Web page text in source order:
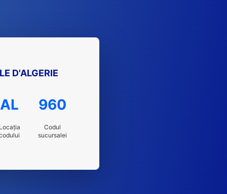
D'ALGERIE
AL 960
Codul
sucursalei